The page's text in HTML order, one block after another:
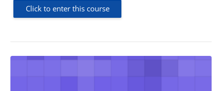
Click to enter this course